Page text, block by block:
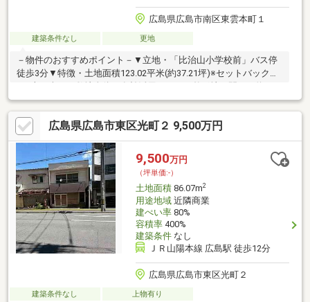
広島県広島市南区東雲本町１
建築条件なし 更地
－物件のおすすめポイント－▼立地・「比治山小学校前」バス停
徒歩3分▼特徴・土地面積123.02平米(約37.21坪)※セットバック約
9.6m・建築条件付宅地販売ではありません・お好みのハウスメー
カー・工務店で建築が可能・周辺には既に建物があり、近隣状況
を考慮した設計が可能▼周辺環境・比治山小学校 徒歩4分(約
270m)・段原中学校 徒歩5分(約360m)※容積率は前面道路幅員によ
る制限を受けます■ ご希望の住まい探しをお手伝いします
━━━━━・・・物件の詳細・ご相談はお気軽にお問い合わせく
ださい。
広島県広島市東区光町２ 9,500万円
9,500万円
（坪単価:-）
土地面積86.07m2
用途地域近隣商業
建ぺい率80%
容積率400%
建築条件なし
ＪＲ山陽本線 広島駅 徒歩12分
広島県広島市東区光町２
建築条件なし 上物有り